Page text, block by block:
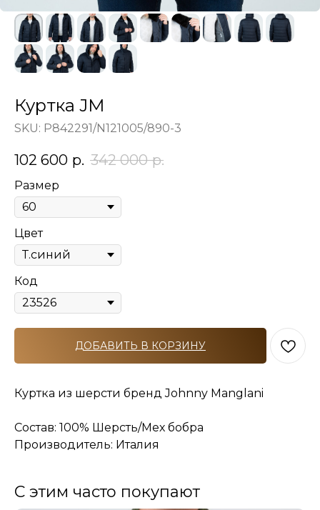
Куртка JM
SKU: P842291/N121005/890-3
102 600 р. 342 000 р.
Размер
Цвет
Код
ДОБАВИТЬ В КОРЗИНУ
Куртка из шерсти бренд Johnny Manglani
Состав: 100% Шерсть/Мех бобра
Производитель: Италия
С этим часто покупают